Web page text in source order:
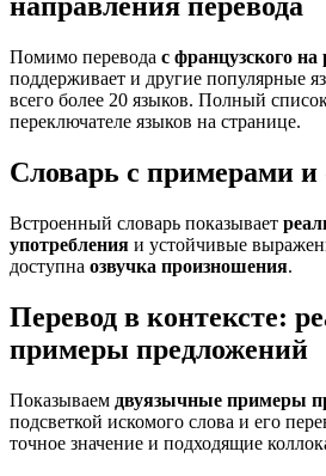
Помимо перевода с французского на
поддерживает и другие популярные
всего более 20 языков. Полный
переключателе языков на странице.
Словарь с примерами и
Встроенный словарь показывает
употребления и устойчивые
доступна озвучка произношения.
Перевод в контексте:
примеры предложений
Показываем двуязычные примеры
подсветкой искомого слова и его
точное значение и подходящие